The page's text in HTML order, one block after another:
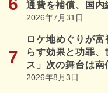
通費を補償、国
2026年7月31日
ロケ地めぐりが
らす効果と功罪
ス」次の舞台は南
2026年8月3日